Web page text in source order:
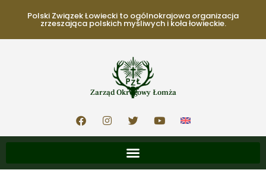
Polski Związek Łowiecki to ogólnokrajowa organizacja
zrzeszająca polskich myśliwych i koła łowieckie.
Zarząd Okręgowy Łomża